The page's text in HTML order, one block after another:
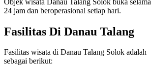
24 jam dan beroperasional setiap hari.
Fasilitas Di Danau Talang
Fasilitas wisata di Danau Talang Solok adalah
sebagai berikut: